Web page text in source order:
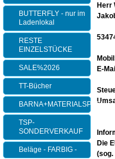
Herr
E-
Die
(sog.
BUTTERFLY - nur im
Ladenlokal
RESTE
EINZELSTÜCKE
SALE%2026
TT-Bücher
BARNA+MATERIALSPEZI
TSP-
SONDERVERKAUF
Beläge - FARBIG -